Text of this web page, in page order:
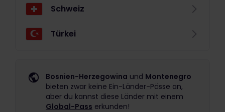
Schweiz
Türkei
Bosnien-Herzegowina und Montenegro
bieten zwar keine Ein-Länder-Pässe an,
aber du kannst diese Länder mit einem
Global-Pass erkunden!